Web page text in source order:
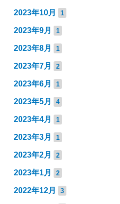
2023年10月 1
2023年9月 1
2023年8月 1
2023年7月 2
2023年6月 1
2023年5月 4
2023年4月 1
2023年3月 1
2023年2月 2
2023年1月 2
2022年12月 3